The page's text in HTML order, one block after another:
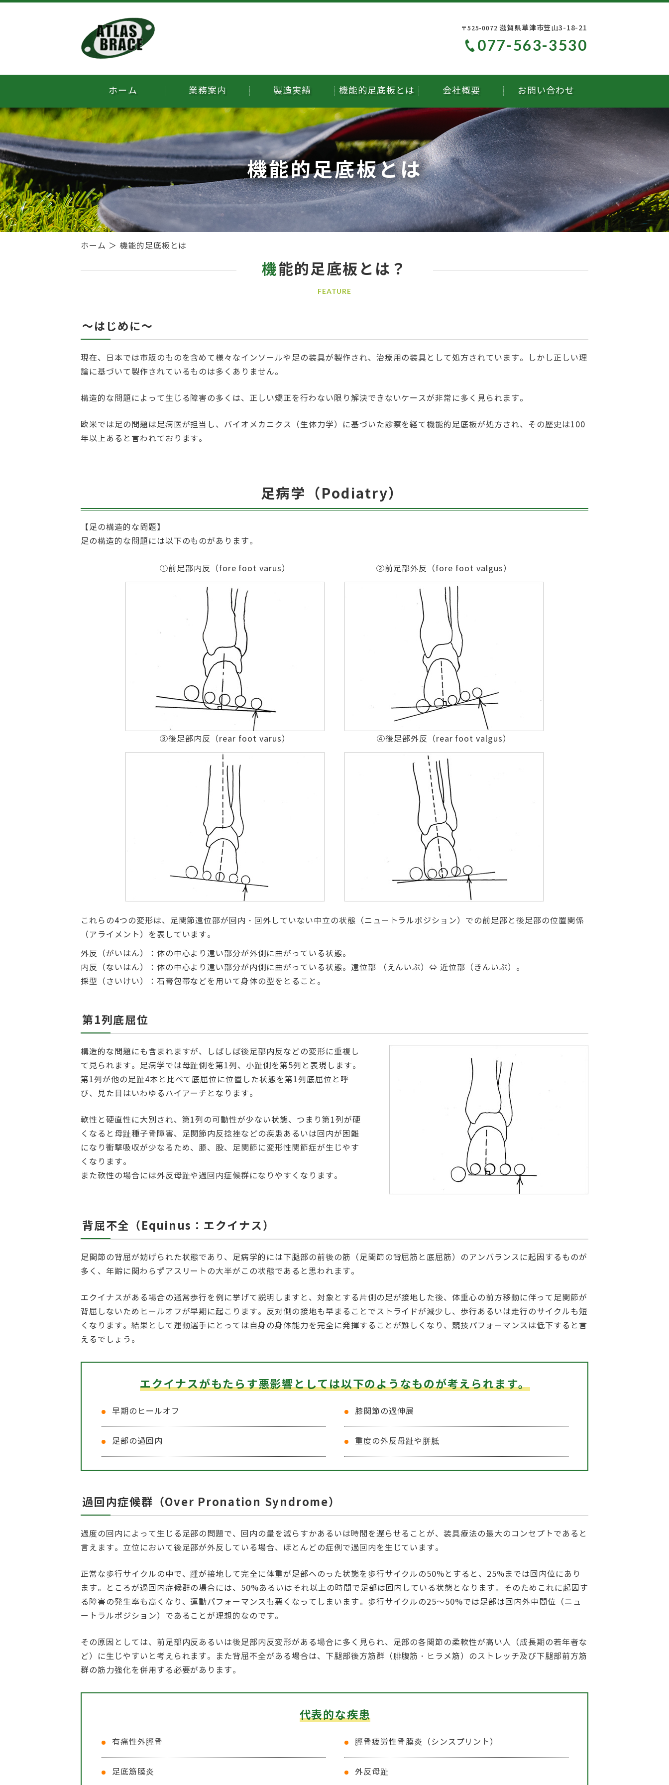
〒525-0072 滋賀県草津市笠山3-18-21
077-563-3530
ホーム 業務案内 製造実績 機能的足底板とは 会社概要 お問い合わせ
機能的足底板とは
ホーム ＞ 機能的足底板とは
機能的足底板とは？
FEATURE
～はじめに～
現在、日本では市販のものを含めて様々なインソールや足の装具が製作され、治療用の装具として処方されています。しかし正しい理
論に基づいて製作されているものは多くありません。
構造的な問題によって生じる障害の多くは、正しい矯正を行わない限り解決できないケースが非常に多く見られます。
欧米では足の問題は足病医が担当し、バイオメカニクス（生体力学）に基づいた診察を経て機能的足底板が処方され、その歴史は100
年以上あると言われております。
足病学（Podiatry）
【足の構造的な問題】
足の構造的な問題には以下のものがあります。
①前足部内反（fore foot varus） ②前足部外反（fore foot valgus）
③後足部内反（rear foot varus） ④後足部外反（rear foot valgus）
これらの4つの変形は、足関節遠位部が回内・回外していない中立の状態（ニュートラルポジション）での前足部と後足部の位置関係
（アライメント）を表しています。
外反（がいはん）：体の中心より遠い部分が外側に曲がっている状態。
内反（ないはん）：体の中心より遠い部分が内側に曲がっている状態。遠位部 （えんいぶ）⇔ 近位部（きんいぶ）。
採型（さいけい）：石膏包帯などを用いて身体の型をとること。
第1列底屈位
構造的な問題にも含まれますが、しばしば後足部内反などの変形に重複し
て見られます。足病学では母趾側を第1列、小趾側を第5列と表現します。
第1列が他の足趾4本と比べて底屈位に位置した状態を第1列底屈位と呼
び、見た目はいわゆるハイアーチとなります。
軟性と硬直性に大別され、第1列の可動性が少ない状態、つまり第1列が硬
くなると母趾種子骨障害、足関節内反捻挫などの疾患あるいは回内が困難
になり衝撃吸収が少なるため、膝、股、足関節に変形性関節症が生じやす
くなります。
また軟性の場合には外反母趾や過回内症候群になりやすくなります。
背屈不全（Equinus：エクイナス）
足関節の背屈が妨げられた状態であり、足病学的には下腿部の前後の筋（足関節の背屈筋と底屈筋）のアンバランスに起因するものが
多く、年齢に関わらずアスリートの大半がこの状態であると思われます。
エクイナスがある場合の通常歩行を例に挙げて説明しますと、対象とする片側の足が接地した後、体重心の前方移動に伴って足関節が
背屈しないためヒールオフが早期に起こります。反対側の接地も早まることでストライドが減少し、歩行あるいは走行のサイクルも短
くなります。結果として運動選手にとっては自身の身体能力を完全に発揮することが難しくなり、競技パフォーマンスは低下すると言
えるでしょう。
エクイナスがもたらす悪影響としては以下のようなものが考えられます。
早期のヒールオフ 膝関節の過伸展
足部の過回内 重度の外反母趾や胼胝
過回内症候群（Over Pronation Syndrome）
過度の回内によって生じる足部の問題で、回内の量を減らすかあるいは時間を遅らせることが、装具療法の最大のコンセプトであると
言えます。立位において後足部が外反している場合、ほとんどの症例で過回内を生じています。
正常な歩行サイクルの中で、踵が接地して完全に体重が足部へのった状態を歩行サイクルの50%とすると、25%までは回内位にあり
ます。ところが過回内症候群の場合には、50%あるいはそれ以上の時間で足部は回内している状態となります。そのためこれに起因す
る障害の発生率も高くなり、運動パフォーマンスも悪くなってしまいます。歩行サイクルの25～50%では足部は回内外中間位（ニュ
ートラルポジション）であることが理想的なのです。
その原因としては、前足部内反あるいは後足部内反変形がある場合に多く見られ、足部の各関節の柔軟性が高い人（成長期の若年者な
ど）に生じやすいと考えられます。また背屈不全がある場合は、下腿部後方筋群（腓腹筋・ヒラメ筋）のストレッチ及び下腿部前方筋
群の筋力強化を併用する必要があります。
代表的な疾患
有痛性外脛骨 脛骨疲労性骨膜炎（シンスプリント）
足底筋膜炎 外反母趾